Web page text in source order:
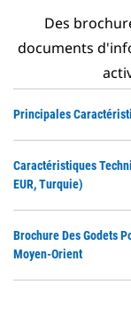
Des
documents
Principales
Caractéristiques
EUR, Turquie)
Brochure Des Godets
Moyen-Orient